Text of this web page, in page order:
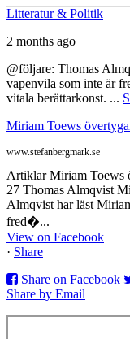
Litteratur & Politik
2 months ago
@följare: Thomas
vapenvila som inte är
vitala berättarkonst. ...
Miriam Toews
www.stefanbergmark.se
Artiklar Miriam Toews
27 Thomas Almqvist
Almqvist har läst
fred�...
View on Facebook
· Share
Share on Facebook
Share by Email